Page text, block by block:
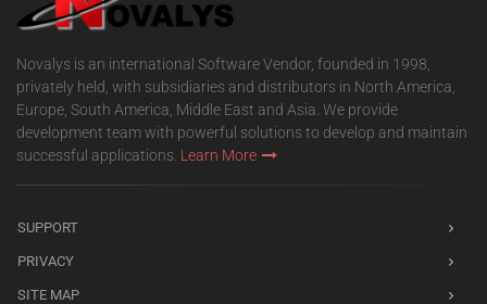
Novalys is an international Software Vendor, founded in 1998,
privately held, with subsidiaries and distributors in North America,
Europe, South America, Middle East and Asia. We provide
development team with powerful solutions to develop and maintain
successful applications. Learn More
SUPPORT
PRIVACY
SITE MAP